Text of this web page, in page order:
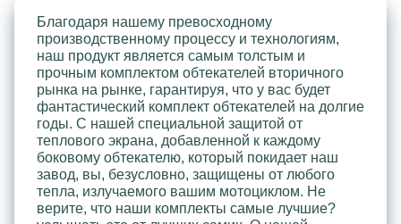
Благодаря нашему превосходному
производственному процессу и технологиям,
наш продукт является самым толстым и
прочным комплектом обтекателей вторичного
рынка на рынке, гарантируя, что у вас будет
фантастический комплект обтекателей на долгие
годы. С нашей специальной защитой от
теплового экрана, добавленной к каждому
боковому обтекателю, который покидает наш
завод, вы, безусловно, защищены от любого
тепла, излучаемого вашим мотоциклом. Не
верите, что наши комплекты самые лучшие?